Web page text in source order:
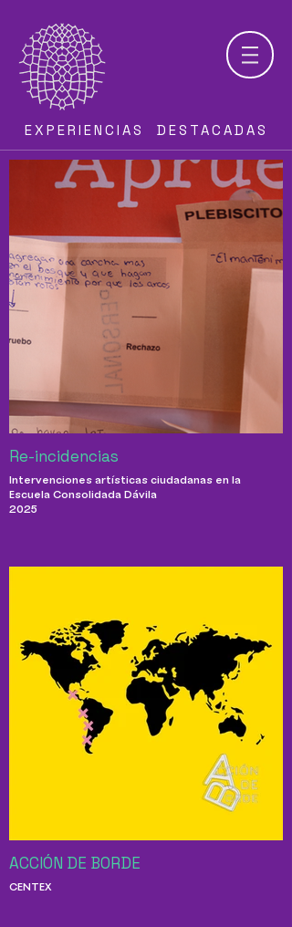
EXPERIENCIAS DESTACADAS
Re-incidencias
Intervenciones artísticas ciudadanas en la
Escuela Consolidada Dávila
2025
ACCIÓN DE BORDE
CENTEX